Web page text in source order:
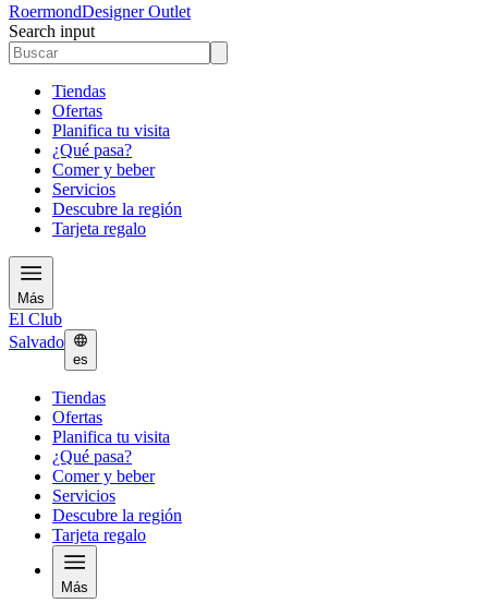
RoermondDesigner Outlet
Search input
Tiendas
Ofertas
Planifica tu visita
¿Qué pasa?
Comer y beber
Servicios
Descubre la región
Tarjeta regalo
Más
El Club
Salvado
es
Tiendas
Ofertas
Planifica tu visita
¿Qué pasa?
Comer y beber
Servicios
Descubre la región
Tarjeta regalo
Más